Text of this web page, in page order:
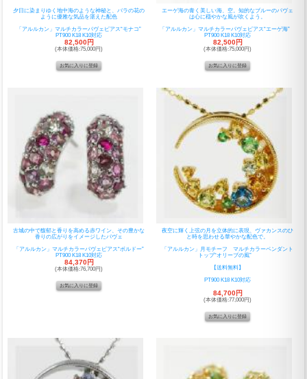
夕日に染まりゆく地中海のような神秘と、バラの花の
ように優雅な気品を湛えた配色
「アルルカン」マルチカラーパヴェピアス“モナコ”
PT900 K18 K10対応
82,500円
(本体価格:75,000円)
エーゲ海の青く美しい海、空。知的なブルーのパヴェ
は心に穏やかな風が吹くよう。
「アルルカン」マルチカラーパヴェピアス“エーゲ海”
PT900 K18 K10対応
82,500円
(本体価格:75,000円)
古城の中で馥郁と香りを高める赤ワイン、その豊かな
香りの広がりをイメージしたパヴェ
「アルルカン」マルチカラーパヴェピアス“ボルドー”
PT900 K18 K10対応
84,370円
(本体価格:76,700円)
夜空に輝く上弦の月を立体的に表現、ヴァカンスのひ
と時を思わせる華やかな配色で。
「アルルカン」月モチーフ マルチカラーペンダント
トップ“オリーブの風”
【送料無料】
PT900 K18 K10対応
84,700円
(本体価格:77,000円)